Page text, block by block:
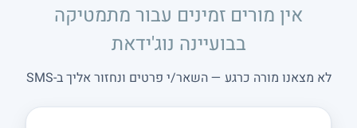
אין מורים זמינים עבור מתמטיקה
בבועיינה נוג'ידאת
לא מצאנו מורה כרגע — השאר/י פרטים ונחזור אליך ב-SMS